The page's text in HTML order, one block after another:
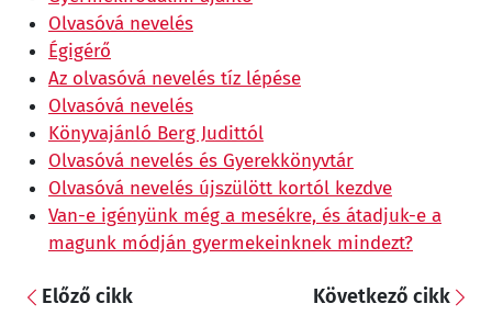
Olvasóvá nevelés
Égigérő
Az olvasóvá nevelés tíz lépése
Olvasóvá nevelés
Könyvajánló Berg Judittól
Olvasóvá nevelés és Gyerekkönyvtár
Olvasóvá nevelés újszülött kortól kezdve
Van-e igényünk még a mesékre, és átadjuk-e a
magunk módján gyermekeinknek mindezt?
Előző cikk Következő cikk